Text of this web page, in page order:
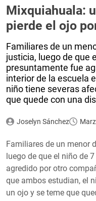
Mixquiahuala:
pierde el ojo
Familiares de un
justicia, luego de que
presuntamente fue
interior de la escuela
niño tiene severas
que quede con una
Joselyn Sánchez
Familiares de un menor
luego de que el niño de
agredido por otro
que ambos estudian, el
un ojo y se teme que